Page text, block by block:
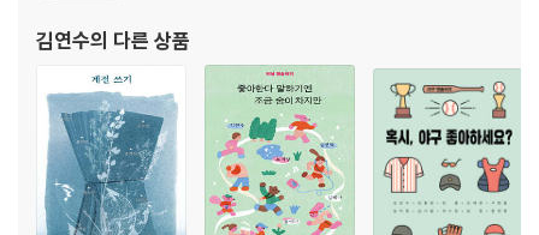
김연수의 다른 상품